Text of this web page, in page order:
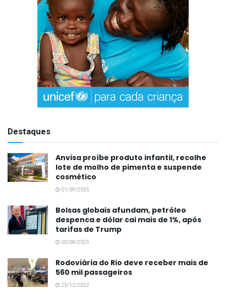
Destaques
Anvisa proíbe produto infantil, recolhe
lote de molho de pimenta e suspende
cosmético
01/09/2025
Bolsas globais afundam, petróleo
despenca e dólar cai mais de 1%, após
tarifas de Trump
03/04/2025
Rodoviária do Rio deve receber mais de
560 mil passageiros
23/12/2022